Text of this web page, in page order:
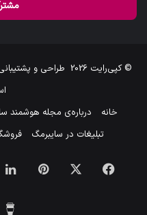
وارد
© کپی‌رایت 2026 طراحی و
خانه
درباره‌ی مجله هوشمند
تبلیغات در سایبرمگ
فیس
‫پین‌ترست